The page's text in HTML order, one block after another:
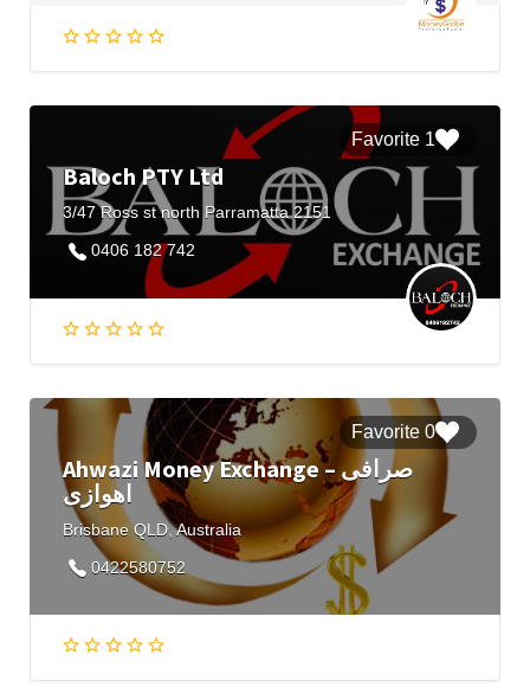
1 Favorite
Baloch PTY Ltd
3/47 Ross st north Parramatta 2151
0406 182 742
0 Favorite
Ahwazi Money Exchange – صرافی
اهوازی
Brisbane QLD, Australia
0422580752